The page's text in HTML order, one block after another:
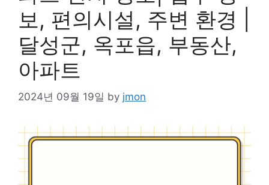
보, 편의시설, 주변 환경 |
달성군, 옥포읍, 부동산,
아파트
2024년 09월 19일 by jmon